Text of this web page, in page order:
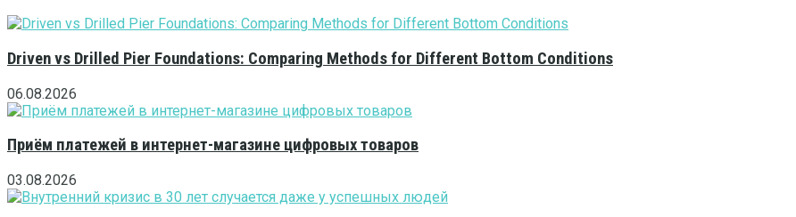
Driven vs Drilled Pier Foundations: Comparing Methods for Different Bottom Conditions
06.08.2026
Приём платежей в интернет-магазине цифровых товаров
03.08.2026